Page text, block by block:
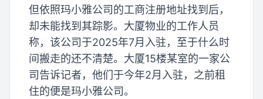
但依照玛小雅公司的工商注册地址找到后，
却未能找到其踪影。大厦物业的工作人员
称，该公司于2025年7月入驻，至于什么时
间搬走的还不清楚。大厦15楼某室的一家公
司告诉记者，他们于今年2月入驻，之前租
住的便是玛小雅公司。